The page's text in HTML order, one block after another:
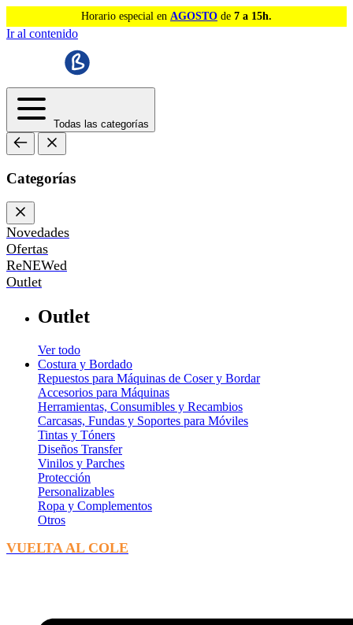
Horario especial en AGOSTO de 7 a 15h.
Ir al contenido
Todas las categorías
Categorías
Novedades
Ofertas
ReNEWed
Outlet
Outlet
Ver todo
Costura y Bordado
Repuestos para Máquinas de Coser y Bordar
Accesorios para Máquinas
Herramientas, Consumibles y Recambios
Carcasas, Fundas y Soportes para Móviles
Tintas y Tóners
Diseños Transfer
Vinilos y Parches
Protección
Personalizables
Ropa y Complementos
Otros
VUELTA AL COLE